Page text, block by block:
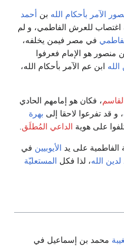
الآمر بأحكام الله بن أحمد
اغتصاب للعرش الفاطمي، و لم
في مصر فيمن يخلفه،
منصور هو الإمام فعرفوا
ابن عم الآمر بأحكام الله،
، فكان هو إمامهم الحادي
، و قد تفرعوا لاحقا إلى بهرة
على هوية الداعي المُطلَق
الفاطمية على يد الأيوبيين في
لدين الله، لذا فكل المستعليّة
محمد بن إسماعيل في